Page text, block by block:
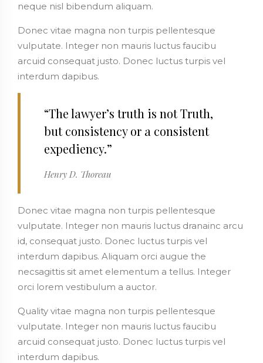
neque nisl bibendum aliquam.
Donec vitae magna non turpis pellentesque
vulputate. Integer non mauris luctus faucibu
arcuid consequat justo. Donec luctus turpis vel
interdum dapibus.
“The lawyer’s truth is not Truth,
but consistency or a consistent
expediency.”
Henry D. Thoreau
Donec vitae magna non turpis pellentesque
vulputate. Integer non mauris luctus dranainc arcu
id, consequat justo. Donec luctus turpis vel
interdum dapibus. Aliquam orci augue the
necsagittis sit amet elementum a tellus. Integer
orci lorem vestibulum a auctor.
Quality vitae magna non turpis pellentesque
vulputate. Integer non mauris luctus faucibu
arcuid consequat justo. Donec luctus turpis vel
interdum dapibus.